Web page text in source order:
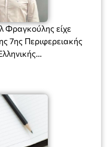
Φραγκούλης είχε
7ης Περιφερειακής
Λ.Σ. κ. Ιωάννη